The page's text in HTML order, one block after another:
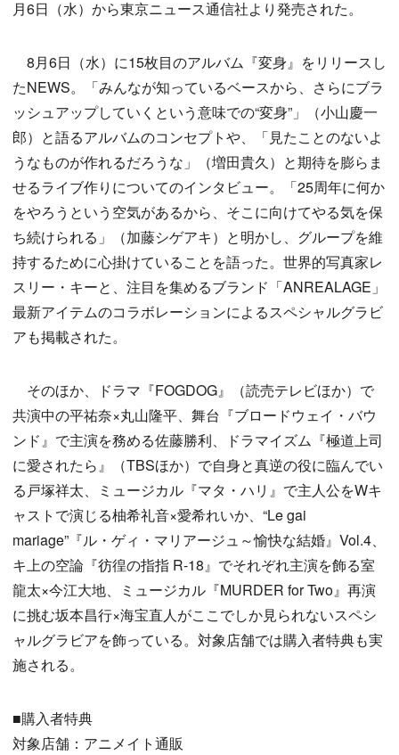
月6日（水）から東京ニュース通信社より発売された。
8月6日（水）に15枚目のアルバム『変身』をリリースし
たNEWS。「みんなが知っているベースから、さらにブラ
ッシュアップしていくという意味での“変身”」（小山慶一
郎）と語るアルバムのコンセプトや、「見たことのないよ
うなものが作れるだろうな」（増田貴久）と期待を膨らま
せるライブ作りについてのインタビュー。「25周年に何か
をやろうという空気があるから、そこに向けてやる気を保
ち続けられる」（加藤シゲアキ）と明かし、グループを維
持するために心掛けていることを語った。世界的写真家レ
スリー・キーと、注目を集めるブランド「ANREALAGE」
最新アイテムのコラボレーションによるスペシャルグラビ
アも掲載された。
そのほか、ドラマ『FOGDOG』（読売テレビほか）で
共演中の平祐奈×丸山隆平、舞台『ブロードウェイ・バウ
ンド』で主演を務める佐藤勝利、ドラマイズム『極道上司
に愛されたら』（TBSほか）で自身と真逆の役に臨んでい
る戸塚祥太、ミュージカル『マタ・ハリ』で主人公をWキ
ャストで演じる柚希礼音×愛希れいか、“Le gai
mariage”『ル・ゲィ・マリアージュ～愉快な結婚』Vol.4、
キ上の空論『彷徨の指指 R-18』でそれぞれ主演を飾る室
龍太×今江大地、ミュージカル『MURDER for Two』再演
に挑む坂本昌行×海宝直人がここでしか見られないスペシ
ャルグラビアを飾っている。対象店舗では購入者特典も実
施される。
■購入者特典
対象店舗：アニメイト通販